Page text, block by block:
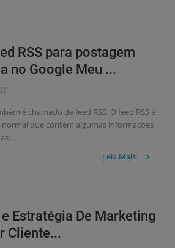
RSS para postagem
no Google Meu ...
é chamado de feed RSS. O feed RSS é
que contém algumas informações
Leia Mais
Estratégia De Marketing
Cliente...